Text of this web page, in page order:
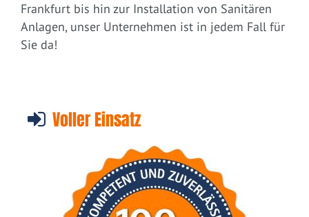
Frankfurt bis hin zur Installation von Sanitären
Anlagen, unser Unternehmen ist in jedem Fall für
Sie da!
Voller Einsatz